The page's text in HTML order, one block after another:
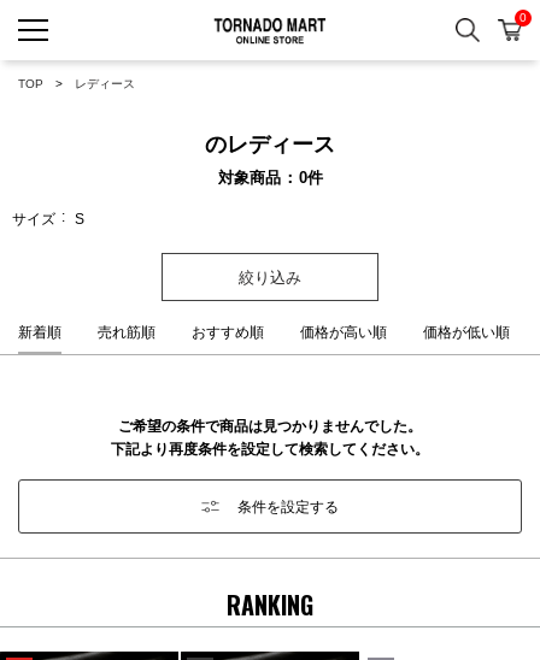
検索 カ
0
TOP レディース
のレディース
対象商品 0件
サイズ S
絞り込み
新着順 売れ筋順 おすすめ順 価格が高い順 価格が低い順
ご希望の条件で商品は見つかりませんでした。
下記より再度条件を設定して検索してください。
条件を設定する
RANKING